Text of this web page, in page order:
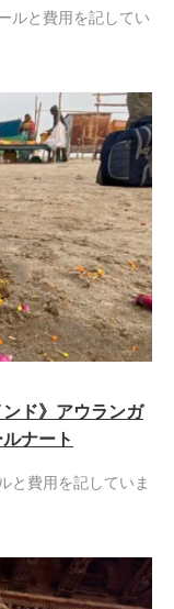
ルと費用を記してい
ンド》アウランガ
ナート
と費用を記していま